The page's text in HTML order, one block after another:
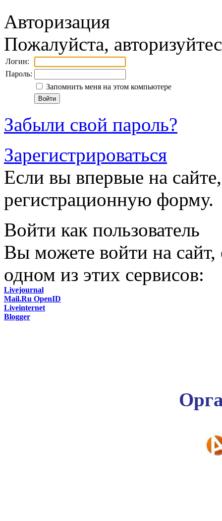
Авторизация
Пожалуйста,
Логин:
Пароль:
Запомнить меня на этом компьютере
Забыли свой пароль?
Зарегистрироваться
Если вы впервые на
регистрационную форму.
Войти как пользователь
Вы можете войти на сайт,
одном из этих сервисов:
Livejournal
Mail.Ru OpenID
Liveinternet
Blogger